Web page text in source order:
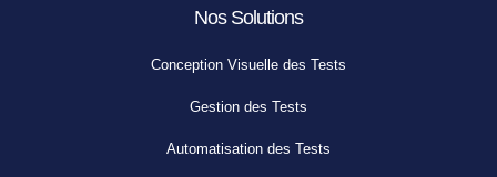
Nos Solutions
Conception Visuelle des Tests
Gestion des Tests
Automatisation des Tests